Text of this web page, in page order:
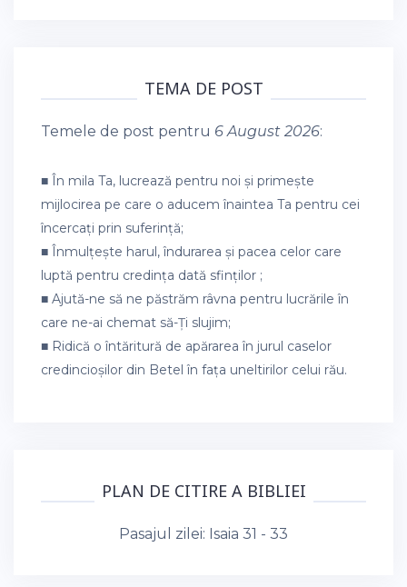
TEMA DE POST
Temele de post pentru 6 August 2026:
■ În mila Ta, lucrează pentru noi și primește
mijlocirea pe care o aducem înaintea Ta pentru cei
încercați prin suferință;
■ Înmulțește harul, îndurarea și pacea celor care
luptă pentru credința dată sfinților ;
■ Ajută-ne să ne păstrăm râvna pentru lucrările în
care ne-ai chemat să-Ți slujim;
■ Ridică o întăritură de apărarea în jurul caselor
credincioșilor din Betel în fața uneltirilor celui rău.
PLAN DE CITIRE A BIBLIEI
Pasajul zilei: Isaia 31 - 33